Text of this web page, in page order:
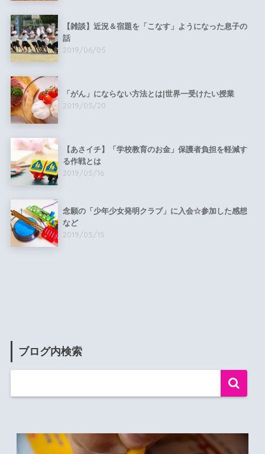
【雑談】近況＆宿題を「こなす」ようになった息子の
話
2019/06/05
「がん」にならない方法とは|世界一受けたい授業
2019/05/20
【あさイチ】「学校教育のお金」保護者負担を軽減す
る作戦とは
2019/05/16
念願の「少年少女発明クラブ」に入会☆参加した感想
など
2019/05/15
ブログ内検索